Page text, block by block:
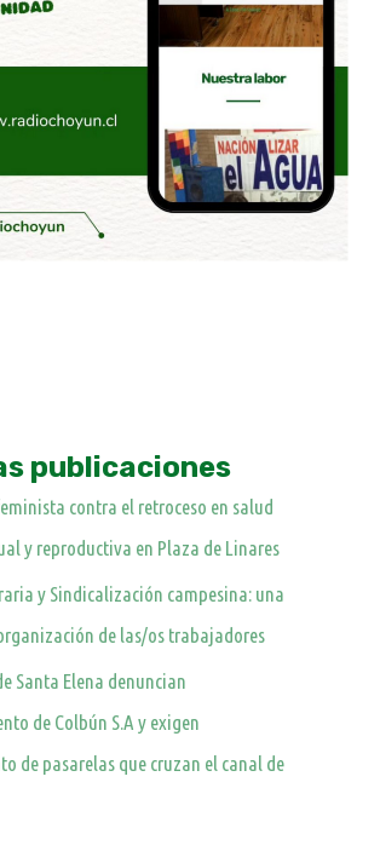
publicaciones
contra el retroceso en salud
y reproductiva en Plaza de Linares
y Sindicalización campesina: una
de las/os trabajadores
Santa Elena denuncian
de Colbún S.A y exigen
de pasarelas que cruzan el canal de